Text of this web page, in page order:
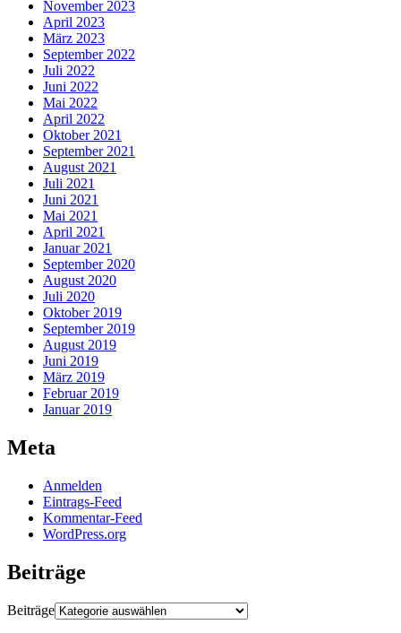
November 2023
April 2023
März 2023
September 2022
Juli 2022
Juni 2022
Mai 2022
April 2022
Oktober 2021
September 2021
August 2021
Juli 2021
Juni 2021
Mai 2021
April 2021
Januar 2021
September 2020
August 2020
Juli 2020
Oktober 2019
September 2019
August 2019
Juni 2019
März 2019
Februar 2019
Januar 2019
Meta
Anmelden
Eintrags-Feed
Kommentar-Feed
WordPress.org
Beiträge
Beiträge